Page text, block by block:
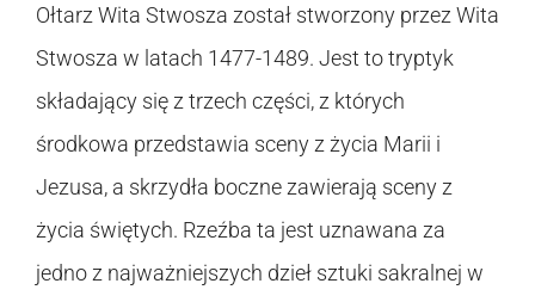
Ołtarz Wita Stwosza został stworzony przez Wita
Stwosza w latach 1477-1489. Jest to tryptyk
składający się z trzech części, z których
środkowa przedstawia sceny z życia Marii i
Jezusa, a skrzydła boczne zawierają sceny z
życia świętych. Rzeźba ta jest uznawana za
jedno z najważniejszych dzieł sztuki sakralnej w